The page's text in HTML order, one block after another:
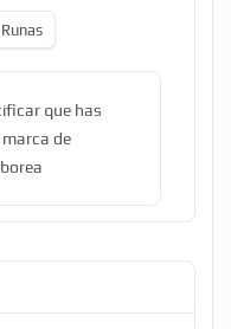
Runas
que has
de